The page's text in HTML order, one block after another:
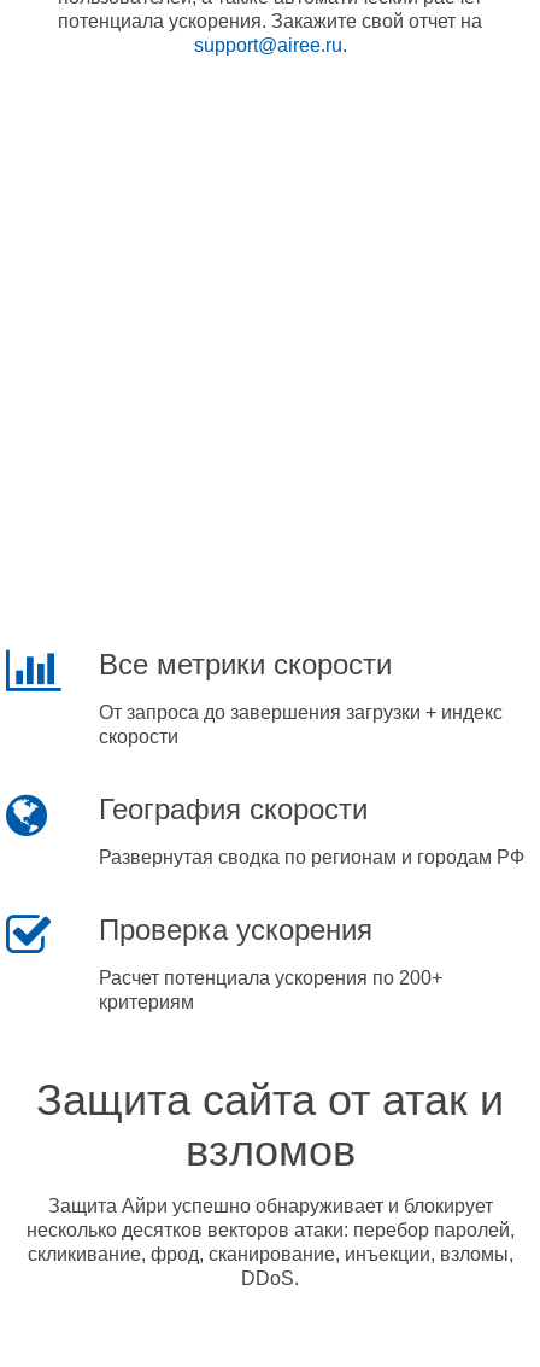
потенциала ускорения. Закажите свой отчет на
support@airee.ru.
Все метрики скорости
От запроса до завершения загрузки + индекс
скорости
География скорости
Развернутая сводка по регионам и городам РФ
Проверка ускорения
Расчет потенциала ускорения по 200+
критериям
Защита сайта от атак и
взломов
Защита Айри успешно обнаруживает и блокирует
несколько десятков векторов атаки: перебор паролей,
скликивание, фрод, сканирование, инъекции, взломы,
DDoS.